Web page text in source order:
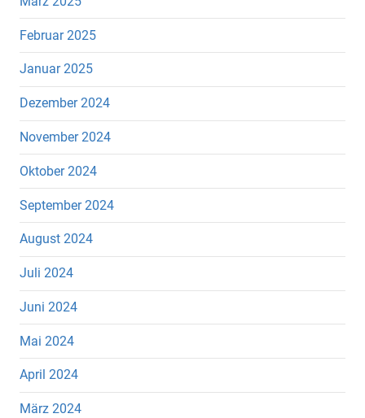
Februar 2025
Januar 2025
Dezember 2024
November 2024
Oktober 2024
September 2024
August 2024
Juli 2024
Juni 2024
Mai 2024
April 2024
März 2024